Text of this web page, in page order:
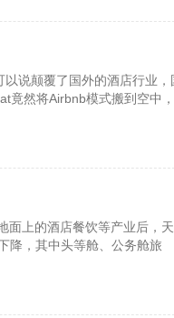
说颠覆了国外的酒店行业，
然将Airbnb模式搬到空中，
面上的酒店餐饮等产业后，
降，其中头等舱、公务舱旅